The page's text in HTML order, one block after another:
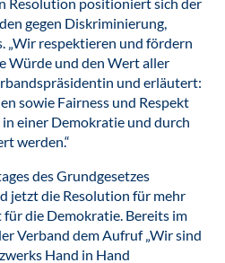
gegen Diskriminierung,
„Wir respektieren und fördern
Würde und den Wert aller
und erläutert:
sowie Fairness und Respekt
einer Demokratie und durch
werden.“
des Grundgesetzes
jetzt die Resolution für mehr
für die Demokratie. Bereits im
Verband dem Aufruf „Wir sind
Hand in Hand